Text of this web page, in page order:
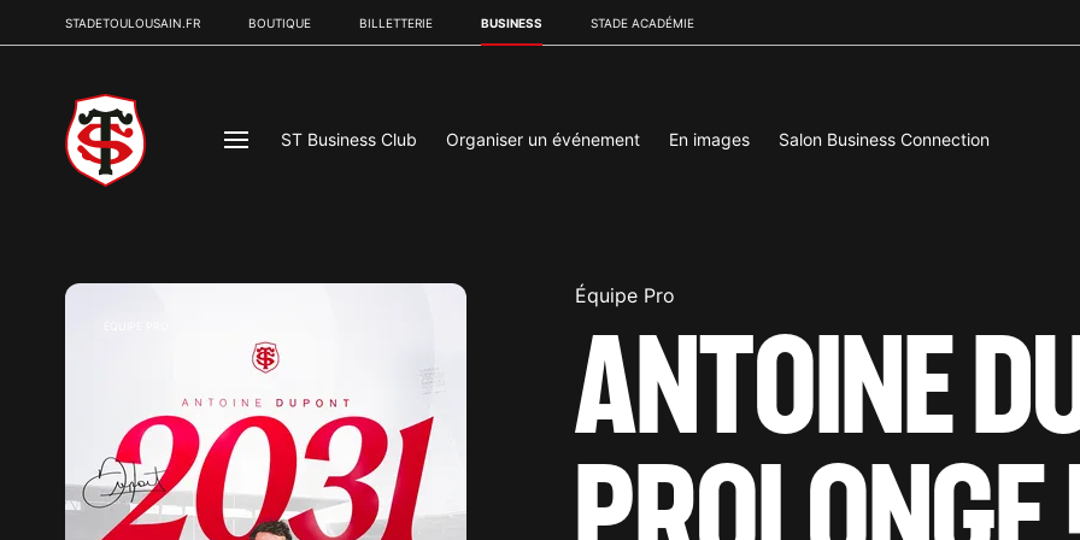
STADETOULOUSAIN.FR BOUTIQUE BILLETTERIE BUSINESS STADE ACADÉMIE
ST Business Club Organiser un événement En images Salon Business Connection
Équipe Pro
ANTOINE